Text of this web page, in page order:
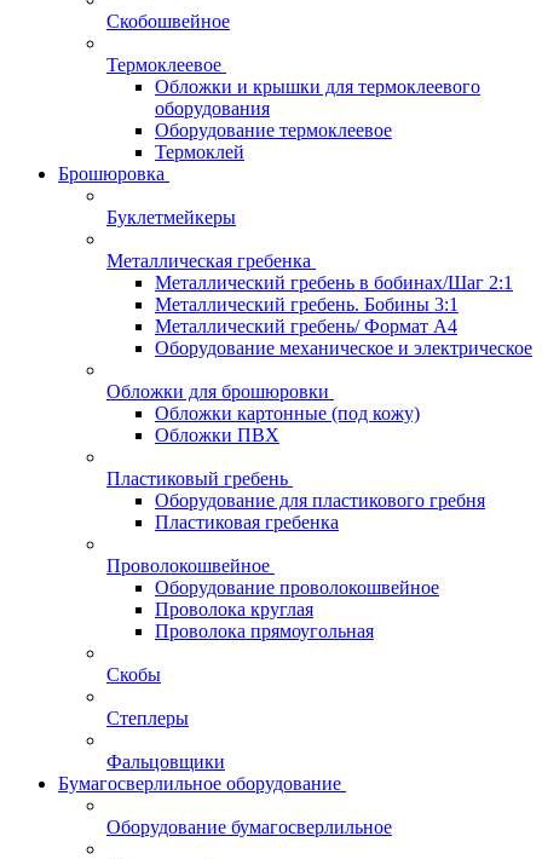
Скобошвейное
Термоклеевое
Обложки и крышки для термоклеевого
оборудования
Оборудование термоклеевое
Термоклей
Брошюровка
Буклетмейкеры
Металлическая гребенка
Металлический гребень в бобинах/Шаг 2:1
Металлический гребень. Бобины 3:1
Металлический гребень/ Формат А4
Оборудование механическое и электрическое
Обложки для брошюровки
Обложки картонные (под кожу)
Обложки ПВХ
Пластиковый гребень
Оборудование для пластикового гребня
Пластиковая гребенка
Проволокошвейное
Оборудование проволокошвейное
Проволока круглая
Проволока прямоугольная
Скобы
Степлеры
Фальцовщики
Бумагосверлильное оборудование
Оборудование бумагосверлильное